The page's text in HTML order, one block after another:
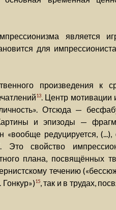
является
для
произведения к
13. Центр мотивации
Отсюда —
и эпизоды —
редуцируется, (...),
. Это свойство
плана, посвящённых
течению
15, так и в трудах,